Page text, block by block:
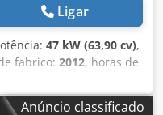
Ligar
47 kW (63,90 cv),
fabrico: 2012, horas de
opções e acessórios = -
= Observações =
Anúncio classificado